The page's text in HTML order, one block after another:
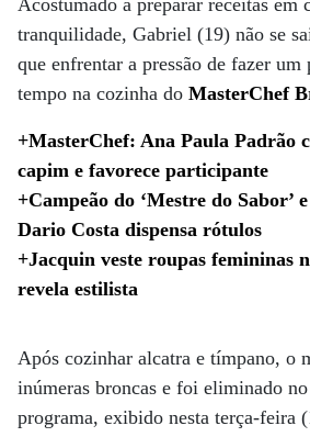
Acostumado a preparar receitas em
tranquilidade, Gabriel (19) não se
que enfrentar a pressão de fazer um
tempo na cozinha do MasterChef
+MasterChef: Ana Paula Padrão
capim e favorece participante
+Campeão do ‘Mestre do Sabor’
Dario Costa dispensa rótulos
+Jacquin veste roupas femininas
revela estilista
Após cozinhar alcatra e tímpano, o
inúmeras broncas e foi eliminado
programa, exibido nesta terça-feira